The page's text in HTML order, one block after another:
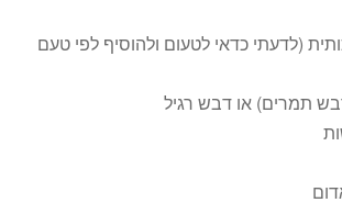
(לדעתי כדאי לטעום ולהוסיף לפי טעם